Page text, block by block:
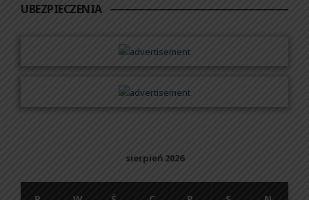
UBEZPIECZENIA
sierpień 2026